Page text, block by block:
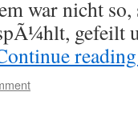
war nicht
gefeilt